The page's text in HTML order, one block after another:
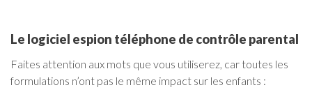
Le logiciel espion téléphone de contrôle parental
Faites attention aux mots que vous utiliserez, car toutes les
formulations n’ont pas le même impact sur les enfants :